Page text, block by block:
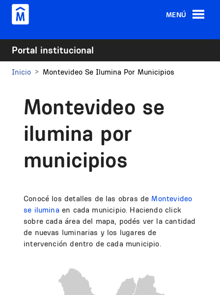
Pasar al contenido principal
MENÚ
Portal institucional
Inicio Montevideo Se Ilumina Por Municipios
Montevideo se
ilumina por
municipios
Conocé los detalles de las obras de Montevideo
se iluminaen cada municipio. Haciendo click
sobre cada área del mapa, podés ver la cantidad
de nuevas luminarias y los lugares de
intervención dentro de cada municipio.